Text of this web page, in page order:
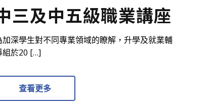
三及中五級職業講座
加深學生對不同專業領域的瞭解，升學及就業輔
組於20 […]
查看更多